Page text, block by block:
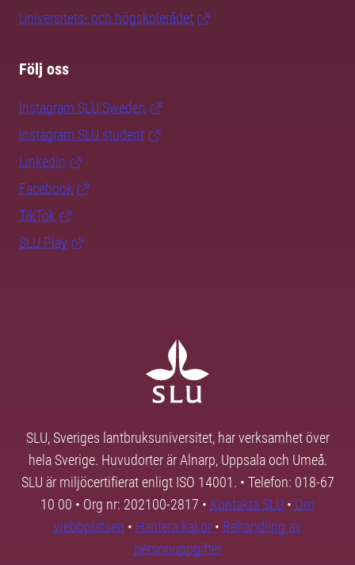
Universitets- och högskolerådet
Följ oss
Instagram SLU.Sweden
Instagram SLU.student
LinkedIn
Facebook
TikTok
SLU Play
SLU, Sveriges lantbruksuniversitet, har verksamhet över
hela Sverige. Huvudorter är Alnarp, Uppsala och Umeå.
SLU är miljöcertifierat enligt ISO 14001. • Telefon: 018-67
10 00 • Org nr: 202100-2817 • Kontakta SLU • Om
webbplatsen • Hantera kakor • Behandling av
personuppgifter